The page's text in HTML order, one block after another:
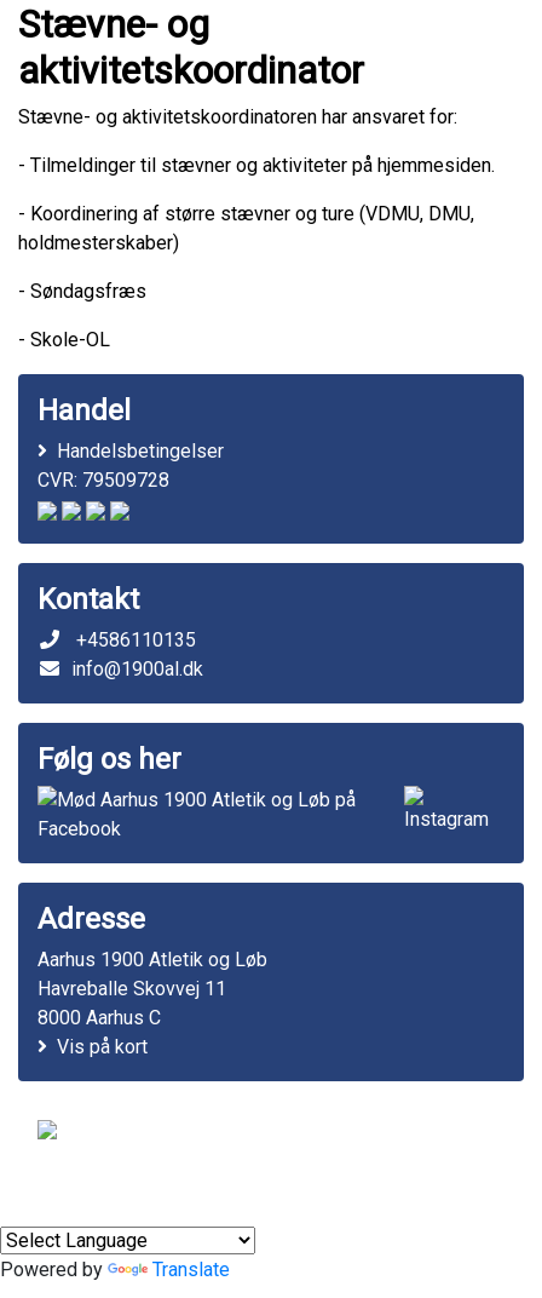
Stævne- og
aktivitetskoordinator
Stævne- og aktivitetskoordinatoren har ansvaret for:
- Tilmeldinger til stævner og aktiviteter på hjemmesiden.
- Koordinering af større stævner og ture (VDMU, DMU,
holdmesterskaber)
- Søndagsfræs
- Skole-OL
Handel
Handelsbetingelser
CVR: 79509728
Kontakt
+4586110135
info@1900al.dk
Følg os her
Adresse
Aarhus 1900 Atletik og Løb
Havreballe Skovvej 11
8000 Aarhus C
Vis på kort
Powered by Translate